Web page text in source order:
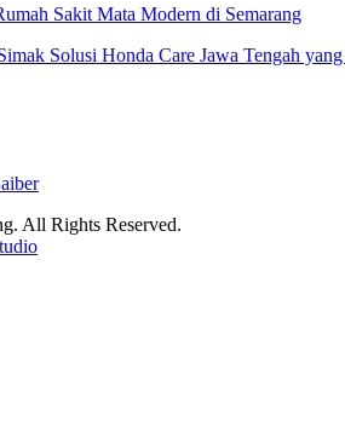
Sakit Mata Modern di Semarang
Solusi Honda Care Jawa Tengah
All Rights Reserved.